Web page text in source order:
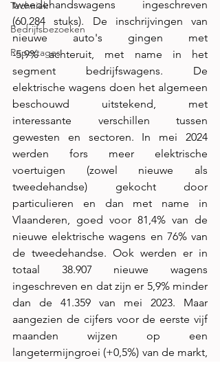
Techniek
Bedrijfsbezoeken
Reportages
tweedehandswagens ingeschreven
(60.284 stuks). De inschrijvingen van
nieuwe auto's gingen met
-5,9% achteruit, met name in het
segment bedrijfswagens. De
elektrische wagens doen het algemeen
beschouwd uitstekend, met
interessante verschillen tussen
gewesten en sectoren. In mei 2024
werden fors meer elektrische
voertuigen (zowel nieuwe als
tweedehandse) gekocht door
particulieren en dan met name in
Vlaanderen, goed voor 81,4% van de
nieuwe elektrische wagens en 76% van
de tweedehandse. Ook werden er in
totaal 38.907 nieuwe wagens
ingeschreven en dat zijn er 5,9% minder
dan de 41.359 van mei 2023. Maar
aangezien de cijfers voor de eerste vijf
maanden wijzen op een
langetermijngroei (+0,5%) van de markt,